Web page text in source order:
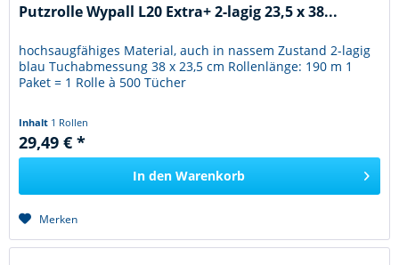
Putzrolle Wypall L20 Extra+ 2-lagig 23,5 x 38...
hochsaugfähiges Material, auch in nassem Zustand 2-lagig
blau Tuchabmessung 38 x 23,5 cm Rollenlänge: 190 m 1
Paket = 1 Rolle à 500 Tücher
Inhalt 1 Rollen
29,49 € *
In den Warenkorb
Merken